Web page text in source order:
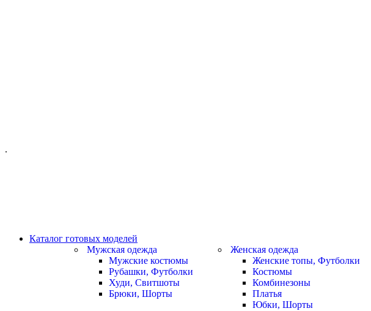
.
Каталог готовых моделей
Мужская одежда
Мужские костюмы
Рубашки, Футболки
Худи, Свитшоты
Брюки, Шорты
Женская одежда
Женские топы, Футболки
Костюмы
Комбинезоны
Платья
Юбки, Шорты